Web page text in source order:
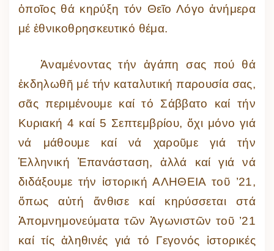
ὁποῖος θά κηρύξη τόν Θεῖο Λόγο ἀνήμερα
μέ ἐθνικοθρησκευτικό θέμα.
Ἀναμένοντας τήν ἀγάπη σας πού θά
ἐκδηλωθῆ μέ τήν καταλυτική παρουσία σας,
σᾶς περιμένουμε καί τό Σάββατο καί τήν
Κυριακή 4 καί 5 Σεπτεμβρίου, ὄχι μόνο γιά
νά μάθουμε καί νά χαροῦμε γιά τήν
Ἑλληνική Ἐπανάσταση, ἀλλά καί γιά νά
διδάξουμε τήν ἱστορική ΑΛΗΘΕΙΑ τοῦ ’21,
ὅπως αὐτή ἄνθισε καί κηρύσσεται στά
Ἀπομνημονεύματα τῶν Ἀγωνιστῶν τοῦ ’21
καί τίς ἀληθινές γιά τό Γεγονός ἱστορικές